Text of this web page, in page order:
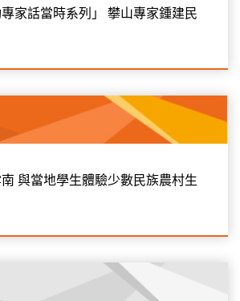
家話當時系列」 攀山專家鍾建民
與當地學生體驗少數民族農村生